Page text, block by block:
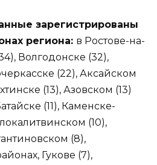
зарегистрированы
региона: в Ростове-на-
Волгодонске (32),
(22), Аксайском
(13), Азовском (13)
(11), Каменске-
(10),
(8),
Гукове (7),